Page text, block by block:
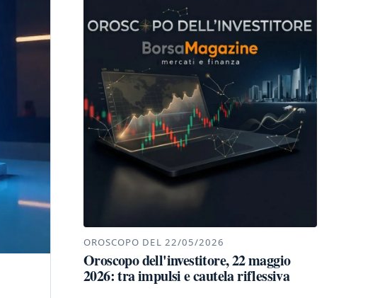
OROSCOPO DEL 22/05/2026
Oroscopo dell'investitore, 22 maggio
2026: tra impulsi e cautela riflessiva